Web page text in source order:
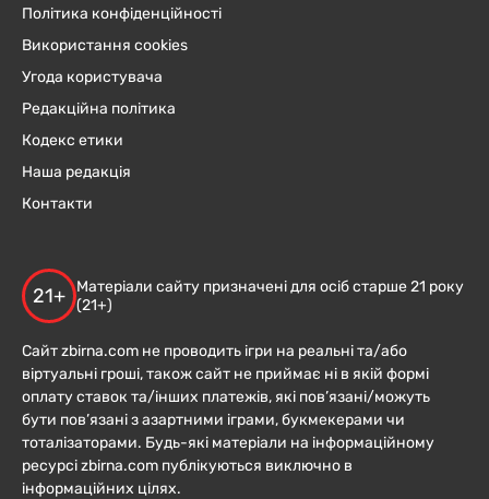
Політика конфіденційності
Використання cookies
Угода користувача
Редакційна політика
Кодекс етики
Наша редакція
Контакти
21+
Матеріали сайту призначені для осіб старше 21 року
(21+)
Сайт zbirna.com не проводить ігри на реальні та/або
віртуальні гроші, також сайт не приймає ні в якій формі
оплату ставок та/інших платежів, які пов’язані/можуть
бути пов’язані з азартними іграми, букмекерами чи
тоталізаторами. Будь-які матеріали на інформаційному
ресурсі zbirna.com публікуються виключно в
інформаційних цілях.